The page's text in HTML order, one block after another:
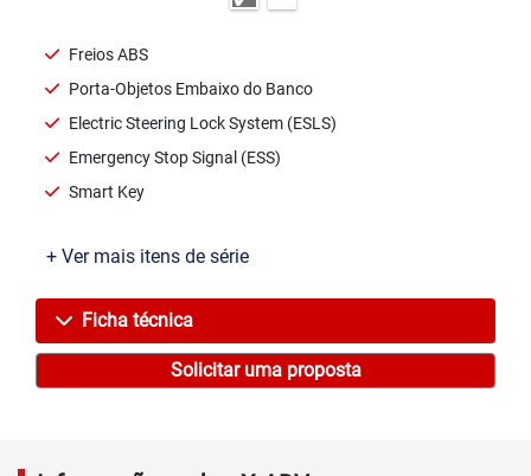
Freios ABS
Porta-Objetos Embaixo do Banco
Electric Steering Lock System (ESLS)
Emergency Stop Signal (ESS)
Smart Key
+ Ver mais itens de série
Ficha técnica
Solicitar uma proposta